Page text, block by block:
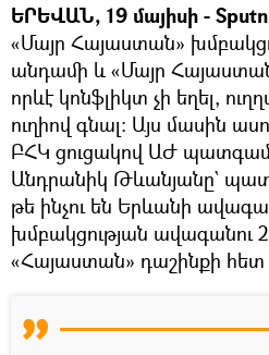
ԵՐԵՎԱՆ, 19 մայիսի -
«Մայր Հայաստան»
անդամի և «Մայր
որևէ կոնֆլիկտ չի եղել,
ուղիով գնալ։ Այս մասին
ԲՀԿ ցուցակով ԱԺ
Անդրանիկ Թևանյանը`
թե ինչու են Երևանի
խմբակցության ավագանու
«Հայաստան» դաշինքի հետ